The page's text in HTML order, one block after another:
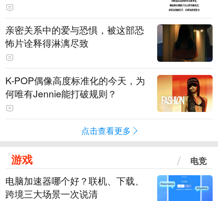
亲密关系中的爱与恐惧，被这部恐
怖片诠释得淋漓尽致
K-POP偶像高度标准化的今天，为
何唯有Jennie能打破规则？
点击查看更多
游戏 电竞
电脑加速器哪个好？联机、下载、
跨境三大场景一次说清